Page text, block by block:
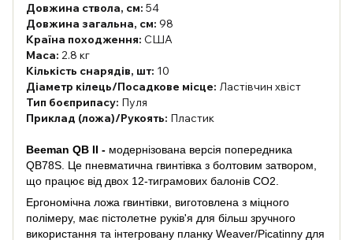
Довжина ствола, см: 54
Довжина загальна, см: 98
Країна походження: США
Маса: 2.8 кг
Кількість снарядів, шт: 10
Діаметр кілець/Посадкове місце: Ластівчин хвіст
Тип боєприпасу: Пуля
Приклад (ложа)/Рукоять: Пластик
Beeman QB II - модернізована версія попередника
QB78S. Це пневматична гвинтівка з болтовим затвором,
що працює від двох 12-тиграмових балонів CO2.
Ергономічна ложа гвинтівки, виготовлена з міцного
полімеру, має пістолетне руків'я для більш зручного
використання та інтегровану планку Weaver/Picatinny для